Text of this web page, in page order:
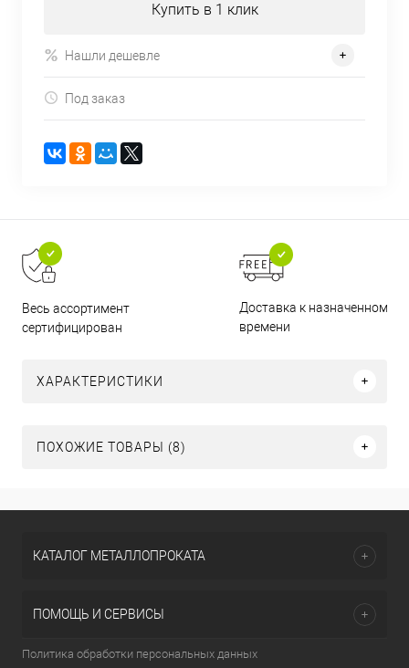
Купить в 1 клик
Нашли дешевле
Под заказ
Весь ассортимент
сертифицирован
Доставка к назначенному
времени
ХАРАКТЕРИСТИКИ
ПОХОЖИЕ ТОВАРЫ (8)
КАТАЛОГ МЕТАЛЛОПРОКАТА
ПОМОЩЬ И СЕРВИСЫ
Политика обработки персональных данных